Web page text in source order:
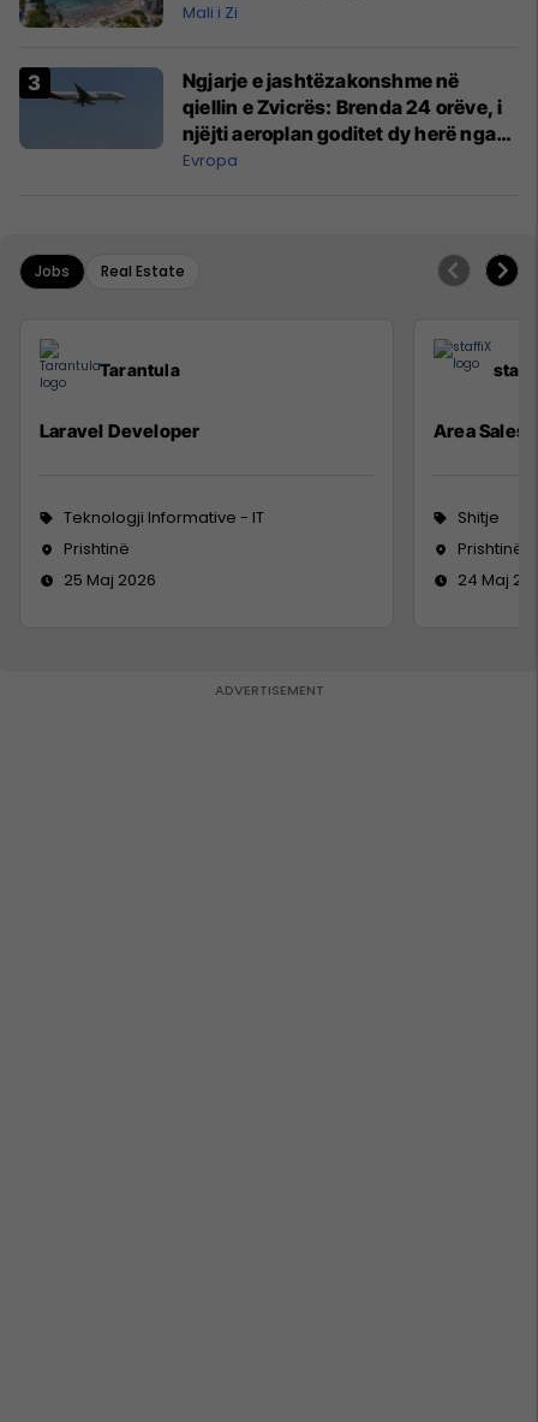
Mali i Zi
Ngjarje e jashtëzakonshme në
qiellin e Zvicrës: Brenda 24 orëve, i
njëjti aeroplan goditet dy herë nga
rrufeja
Evropa
Jobs Real Estate
Tarantula
Laravel Developer
Teknologji Informative - IT
Prishtinë
25 Maj 2026
Area Sales
Shitje
Prishtinë
24 Maj